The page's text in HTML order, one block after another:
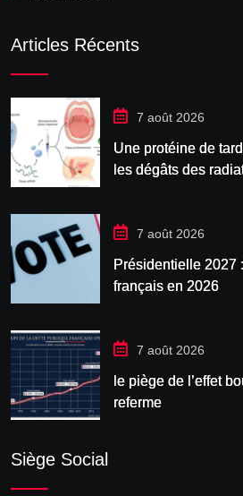
Articles Récents
7 août 2026
Une protéine de
les dégâts des
7 août 2026
Présidentielle 2027
français en 2026
7 août 2026
le piège de l’effet
referme
Siège Social